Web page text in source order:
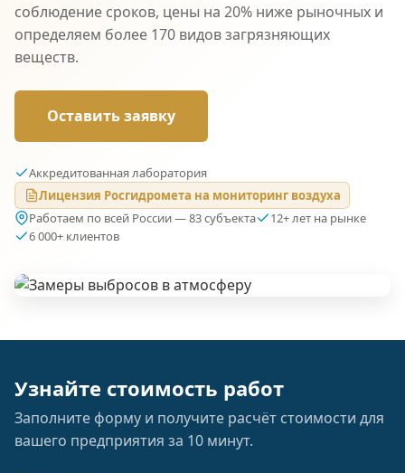
соблюдение сроков, цены на 20% ниже рыночных и
определяем более 170 видов загрязняющих
веществ.
Оставить заявку
Аккредитованная лаборатория
Лицензия Росгидромета на мониторинг воздуха
Работаем по всей России — 83 субъекта
12+ лет на рынке
6 000+ клиентов
Узнайте стоимость работ
Заполните форму и получите расчёт стоимости для
вашего предприятия за 10 минут.